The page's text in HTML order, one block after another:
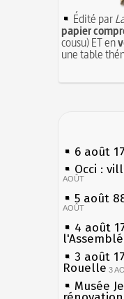
Édité par
papier
cousu) ET en
une table
6 août
Occi :
AOÛT
5 août
AOÛT
4 août
3 août
Rouelle 3
Musée